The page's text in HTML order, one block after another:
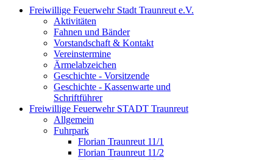
Freiwillige Feuerwehr Stadt Traunreut e.V.
Aktivitäten
Fahnen und Bänder
Vorstandschaft & Kontakt
Vereinstermine
Ärmelabzeichen
Geschichte - Vorsitzende
Geschichte - Kassenwarte und
Schriftführer
Freiwillige Feuerwehr STADT Traunreut
Allgemein
Fuhrpark
Florian Traunreut 11/1
Florian Traunreut 11/2